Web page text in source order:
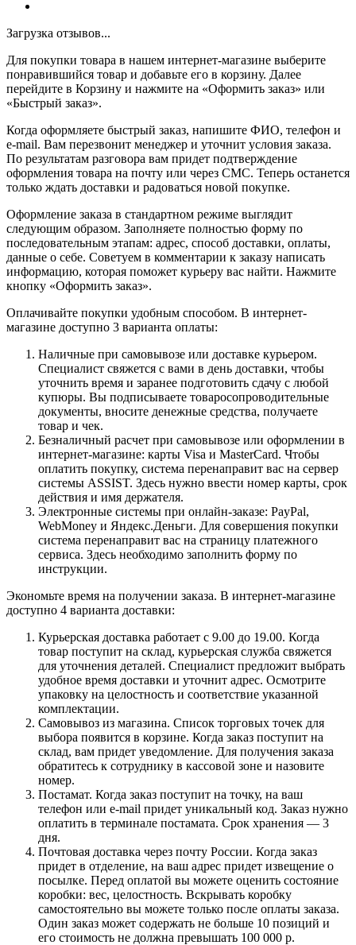
Загрузка отзывов...
Для покупки товара в нашем интернет-магазине выберите
понравившийся товар и добавьте его в корзину. Далее
перейдите в Корзину и нажмите на «Оформить заказ» или
«Быстрый заказ».
Когда оформляете быстрый заказ, напишите ФИО, телефон и
e-mail. Вам перезвонит менеджер и уточнит условия заказа.
По результатам разговора вам придет подтверждение
оформления товара на почту или через СМС. Теперь останется
только ждать доставки и радоваться новой покупке.
Оформление заказа в стандартном режиме выглядит
следующим образом. Заполняете полностью форму по
последовательным этапам: адрес, способ доставки, оплаты,
данные о себе. Советуем в комментарии к заказу написать
информацию, которая поможет курьеру вас найти. Нажмите
кнопку «Оформить заказ».
Оплачивайте покупки удобным способом. В интернет-
магазине доступно 3 варианта оплаты:
Наличные при самовывозе или доставке курьером.
Специалист свяжется с вами в день доставки, чтобы
уточнить время и заранее подготовить сдачу с любой
купюры. Вы подписываете товаросопроводительные
документы, вносите денежные средства, получаете
товар и чек.
Безналичный расчет при самовывозе или оформлении в
интернет-магазине: карты Visa и MasterCard. Чтобы
оплатить покупку, система перенаправит вас на сервер
системы ASSIST. Здесь нужно ввести номер карты, срок
действия и имя держателя.
Электронные системы при онлайн-заказе: PayPal,
WebMoney и Яндекс.Деньги. Для совершения покупки
система перенаправит вас на страницу платежного
сервиса. Здесь необходимо заполнить форму по
инструкции.
Экономьте время на получении заказа. В интернет-магазине
доступно 4 варианта доставки:
Курьерская доставка работает с 9.00 до 19.00. Когда
товар поступит на склад, курьерская служба свяжется
для уточнения деталей. Специалист предложит выбрать
удобное время доставки и уточнит адрес. Осмотрите
упаковку на целостность и соответствие указанной
комплектации.
Самовывоз из магазина. Список торговых точек для
выбора появится в корзине. Когда заказ поступит на
склад, вам придет уведомление. Для получения заказа
обратитесь к сотруднику в кассовой зоне и назовите
номер.
Постамат. Когда заказ поступит на точку, на ваш
телефон или e-mail придет уникальный код. Заказ нужно
оплатить в терминале постамата. Срок хранения — 3
дня.
Почтовая доставка через почту России. Когда заказ
придет в отделение, на ваш адрес придет извещение о
посылке. Перед оплатой вы можете оценить состояние
коробки: вес, целостность. Вскрывать коробку
самостоятельно вы можете только после оплаты заказа.
Один заказ может содержать не больше 10 позиций и
его стоимость не должна превышать 100 000 р.